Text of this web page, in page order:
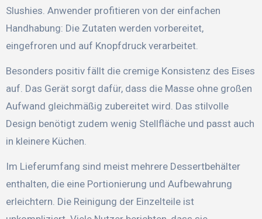
Slushies. Anwender profitieren von der einfachen
Handhabung: Die Zutaten werden vorbereitet,
eingefroren und auf Knopfdruck verarbeitet.
Besonders positiv fällt die cremige Konsistenz des Eises
auf. Das Gerät sorgt dafür, dass die Masse ohne großen
Aufwand gleichmäßig zubereitet wird. Das stilvolle
Design benötigt zudem wenig Stellfläche und passt auch
in kleinere Küchen.
Im Lieferumfang sind meist mehrere Dessertbehälter
enthalten, die eine Portionierung und Aufbewahrung
erleichtern. Die Reinigung der Einzelteile ist